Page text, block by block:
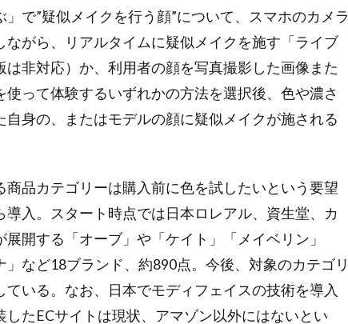
で”疑似メイクを行う顔”について、スマホのカメラ
がら、リアルタイムに疑似メイクを施す「ライブ
は非対応）か、利用者の顔を写真撮影した画像また
って体験するいずれかの方法を選択後、色や濃さ
身の、またはモデルの顔に疑似メイクが施される
商品カテゴリーは購入前に色を試したいという要望
入。スタート時点では日本ロレアル、資生堂、カ
開する「オーブ」や「ケイト」「メイベリン」
」など18ブランド、約890点。今後、対象のカテゴリ
いる。なお、日本でモディフェイスの技術を導入
したECサイトは現状、アマゾン以外にはないとい